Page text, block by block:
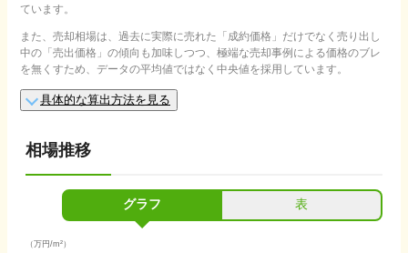
ています。
また、売却相場は、過去に実際に売れた「成約価格」だけでなく売り出し
中の「売出価格」の傾向も加味しつつ、極端な売却事例による価格のブレ
を無くすため、データの平均値ではなく中央値を採用しています。
具体的な算出方法を見る
相場推移
グラフ 表
（万円/m²）